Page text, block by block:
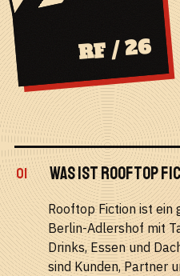
RF / 26
01 WAS IST ROOFTOP
Rooftop Fiction ist ein
Berlin-Adlershof mit
Drinks, Essen und
sind Kunden, Partner